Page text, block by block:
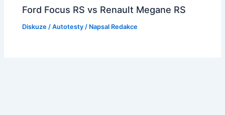
Ford Focus RS vs Renault Megane RS
Diskuze /Autotesty / Napsal Redakce